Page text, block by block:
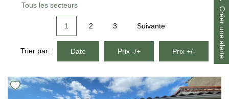
CONTACT
Créer une alerte
Tous les secteurs
Créer une alerte
1 2 3 Suivante
Trier par : Date Prix -/+ Prix +/-